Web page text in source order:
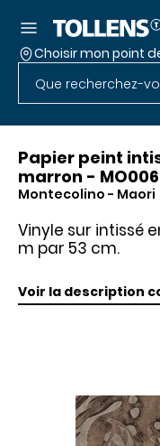
Passer la liste
Choisir mon point
Rechercher dans
Accéder au
Papier peint
marron -
Montecolino - Maori
Vinyle sur intissé
m par 53 cm.
Voir la description